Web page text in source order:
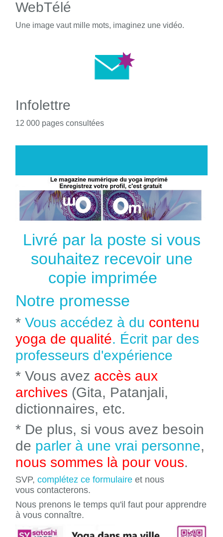
WebTélé
Une image vaut mille mots, imaginez une vidéo.
Infolettre
12 000 pages consultées
Livré par la poste si vous
souhaitez recevoir une
copie imprimée
Notre promesse
* Vous accédez à du contenu
yoga de qualité. Écrit par des
professeurs d'expérience
* Vous avez accès aux
archives (Gita, Patanjali,
dictionnaires, etc.
* De plus, si vous avez besoin
de parler à une vrai personne,
nous sommes là pour vous.
SVP, complétez ce formulaire et nous
vous contacterons.
Nous prenons le temps qu'il faut pour apprendre
à vous connaître.